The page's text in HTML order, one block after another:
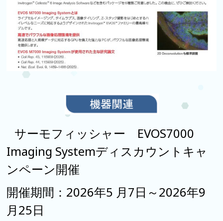
サーモフィッシャー EVOS7000
Imaging Systemディスカウントキャ
ンペーン開催
開催期間：2026年5 月7日～2026年9
月25日